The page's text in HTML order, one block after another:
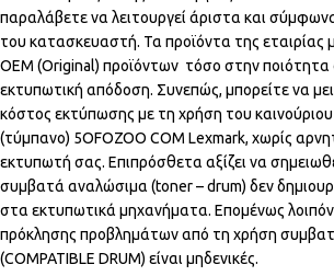
παραλάβετε να λειτουργεί άριστα και
του κατασκευαστή. Τα προϊόντα της εταιρίας
OEM (Original) προϊόντων τόσο στην ποιότητα
εκτυπωτική απόδοση. Συνεπώς, μπορείτε να
κόστος εκτύπωσης με τη χρήση του
(τύμπανο) 5OFOZOO COM Lexmark, χωρίς
εκτυπωτή σας. Επιπρόσθετα αξίζει να
συμβατά αναλώσιμα (toner – drum) δεν
στα εκτυπωτικά μηχανήματα. Επομένως λοιπόν
πρόκλησης προβλημάτων από τη χρήση
(COMPATIBLE DRUM) είναι μηδενικές.